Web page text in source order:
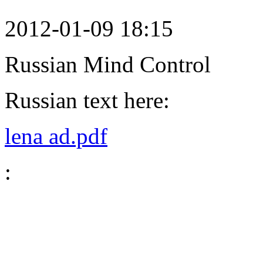
2012-01-09 18:15
Russian Mind Control
Russian text here:
lena ad.pdf
: